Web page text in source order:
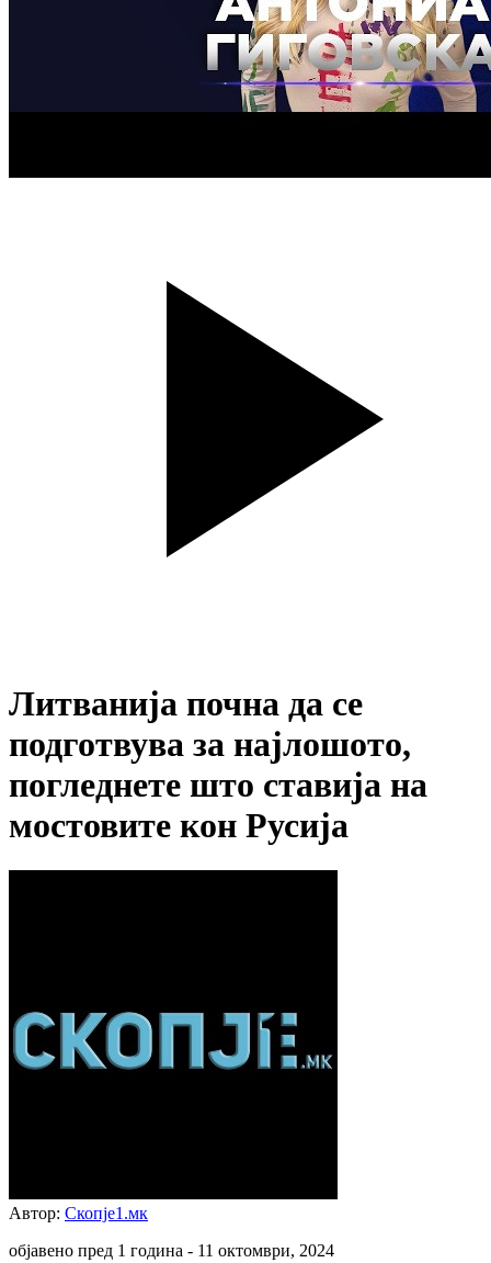
Литванија почна да се
подготвува за најлошото,
погледнете што ставија на
мостовите кон Русија
Автор: Скопје1.мк
објавено пред 1 година - 11 октомври, 2024